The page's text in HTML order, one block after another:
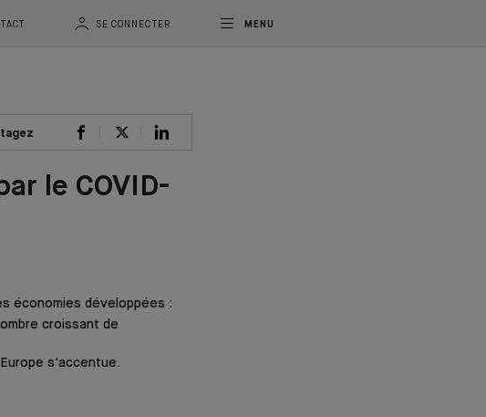
SE CONNECTER MENU
le COVID-
économies développées :
croissant de
s'accentue.